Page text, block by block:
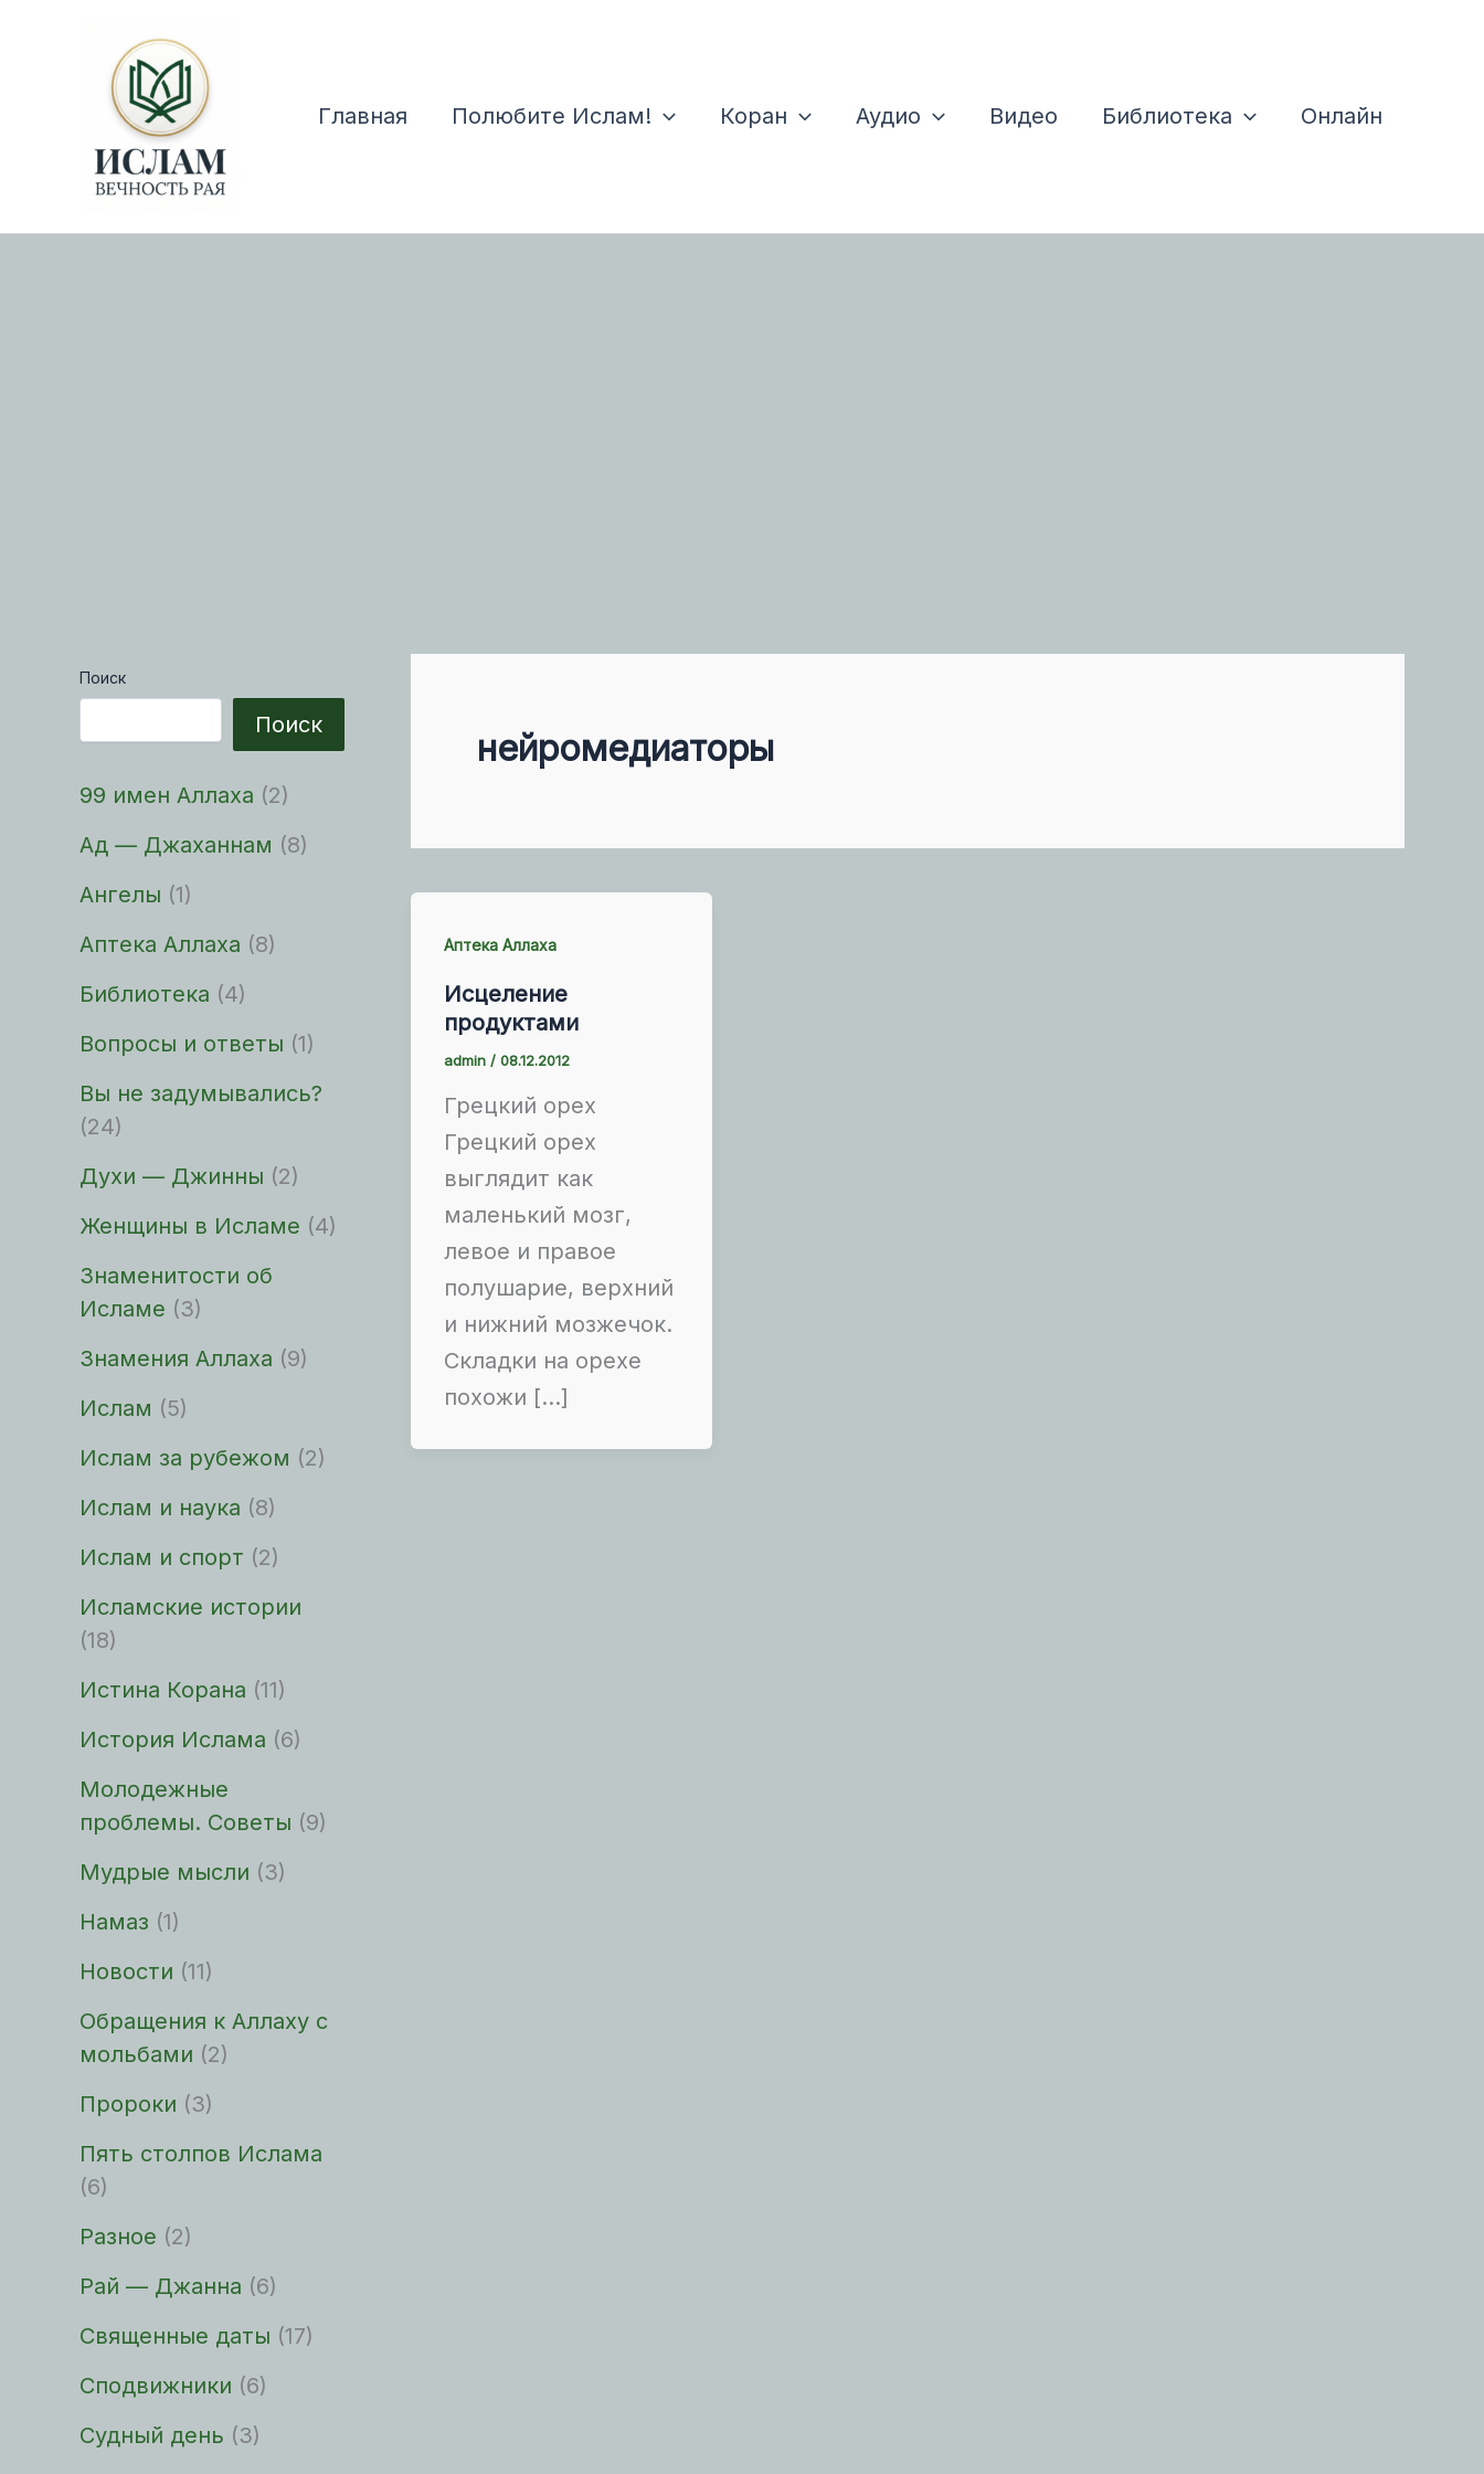
содержимому
Главная
Полюбите Ислам! Коран Аудио Видео Библиотека Онлайн
Поиск
Поиск
99 имен Аллаха (2)
Ад — Джаханнам (8)
Ангелы (1)
Аптека Аллаха (8)
Библиотека (4)
Вопросы и ответы (1)
Вы не задумывались?
(24)
Духи — Джинны (2)
Женщины в Исламе (4)
Знаменитости об
Исламе (3)
Знамения Аллаха (9)
Ислам (5)
Ислам за рубежом (2)
Ислам и наука (8)
Ислам и спорт (2)
Исламские истории
(18)
Истина Корана (11)
История Ислама (6)
Молодежные
проблемы. Советы (9)
Мудрые мысли (3)
Намаз (1)
Новости (11)
Обращения к Аллаху с
мольбами (2)
Пророки (3)
Пять столпов Ислама
(6)
Разное (2)
Рай — Джанна (6)
Священные даты (17)
Сподвижники (6)
Судный день (3)
нейромедиаторы
Аптека Аллаха
Исцеление
продуктами
admin / 08.12.2012
Грецкий орех
Грецкий орех
выглядит как
маленький мозг,
левое и правое
полушарие, верхний
и нижний мозжечок.
Складки на орехе
похожи […]